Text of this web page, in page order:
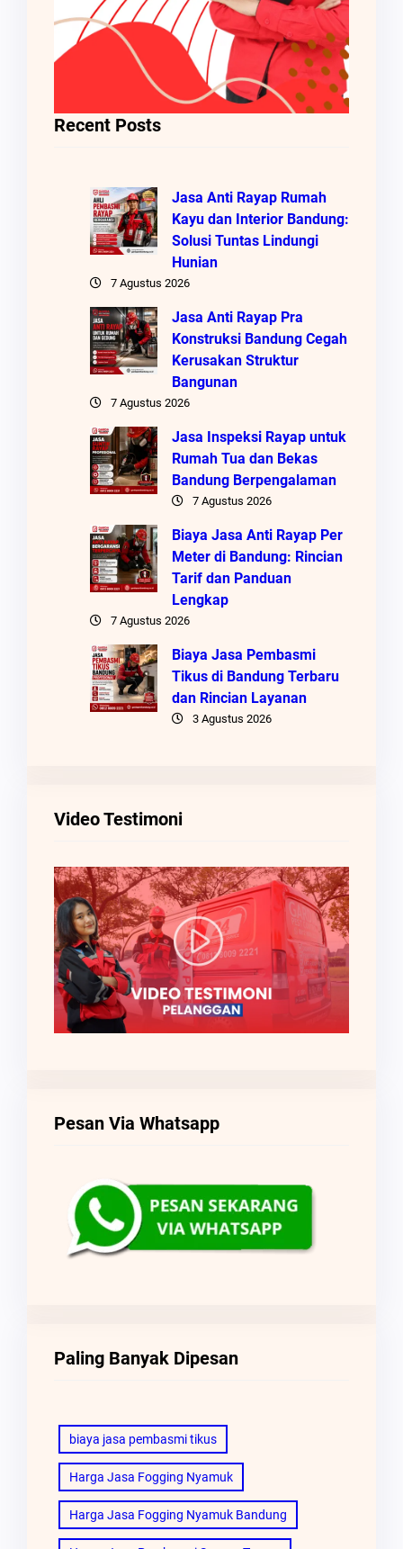
Recent Posts
Jasa Anti Rayap Rumah
Kayu dan Interior Bandung:
Solusi Tuntas Lindungi
Hunian
7 Agustus 2026
Jasa Anti Rayap Pra
Konstruksi Bandung Cegah
Kerusakan Struktur
Bangunan
7 Agustus 2026
Jasa Inspeksi Rayap untuk
Rumah Tua dan Bekas
Bandung Berpengalaman
7 Agustus 2026
Biaya Jasa Anti Rayap Per
Meter di Bandung: Rincian
Tarif dan Panduan
Lengkap
7 Agustus 2026
Biaya Jasa Pembasmi
Tikus di Bandung Terbaru
dan Rincian Layanan
3 Agustus 2026
Video Testimoni
Pesan Via Whatsapp
Paling Banyak Dipesan
biaya jasa pembasmi tikus
Harga Jasa Fogging Nyamuk
Harga Jasa Fogging Nyamuk Bandung